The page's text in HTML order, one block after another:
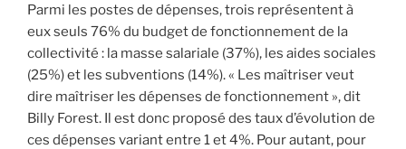
Parmi les postes de dépenses, trois représentent à
eux seuls 76% du budget de fonctionnement de la
collectivité : la masse salariale (37%), les aides sociales
(25%) et les subventions (14%). « Les maîtriser veut
dire maîtriser les dépenses de fonctionnement », dit
Billy Forest. Il est donc proposé des taux d’évolution de
ces dépenses variant entre 1 et 4%. Pour autant, pour